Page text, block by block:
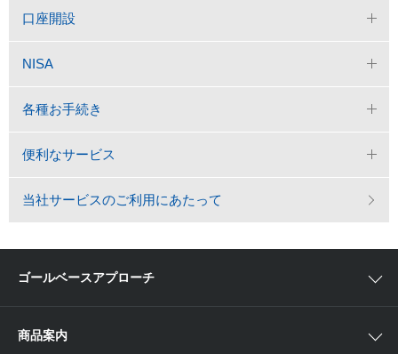
口座開設
NISA
各種お手続き
便利なサービス
当社サービスのご利用にあたって
ゴールベースアプローチ
商品案内